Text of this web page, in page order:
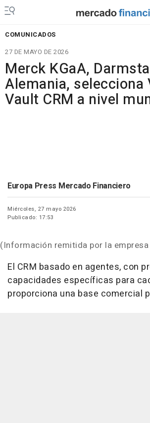
COMUNICADOS
27 DE MAYO DE 2026
Merck KGaA,
Alemania, selecciona
Vault CRM a nivel
Europa Press Mercado Financiero
Miércoles, 27 mayo 2026
Publicado: 17:53
(Información remitida por la
El CRM basado en agentes, con
capacidades específicas para
proporciona una base comercial